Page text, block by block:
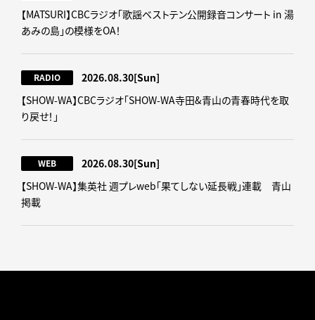
【MATSURI】CBCラジオ「歌謡ベストテン公開録音コンサート in 湯
あみの島」の模様をOA！
RADIO 2026.08.30[Sun]
【SHOW-WA】CBCラジオ｢SHOW-WA寺田&青山の青春時代を取
り戻せ！｣
WEB 2026.08.30[Sun]
【SHOW-WA】集英社 週プレweb｢果てしない延長戦｣連載 青山
掲載